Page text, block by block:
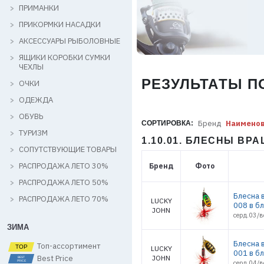
ПРИМАНКИ
ПРИКОРМКИ НАСАДКИ
АКСЕССУАРЫ РЫБОЛОВНЫЕ
ЯЩИКИ КОРОБКИ СУМКИ
ЧЕХЛЫ
ОЧКИ
ОДЕЖДА
ОБУВЬ
ТУРИЗМ
СОПУТСТВУЮЩИЕ ТОВАРЫ
РАСПРОДАЖА ЛЕТО 30%
РАСПРОДАЖА ЛЕТО 50%
РАСПРОДАЖА ЛЕТО 70%
ЗИМА
Топ-ассортимент
Best Price
РЕЗУЛЬТАТЫ
СОРТИРОВКА: Бренд
1.10.01. БЛЕСНЫ
Бренд Фото
LUCKY
JOHN
Блесна
008 в
серд.03/
LUCKY
JOHN
Блесна
001 в